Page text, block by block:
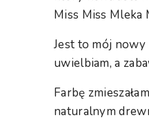
Miss Miss Mleka
Jest to mój nowy
uwielbiam, a
Farbę
naturalnym